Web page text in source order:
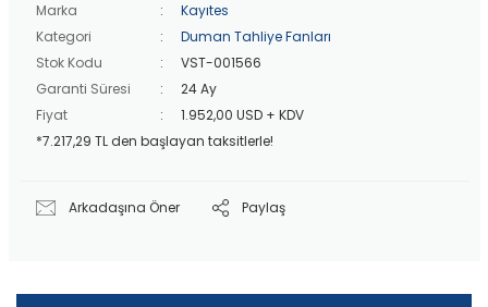
Marka
Kayıtes
Kategori
Duman Tahliye Fanları
Stok Kodu
VST-001566
Garanti Süresi
24 Ay
Fiyat
1.952,00 USD + KDV
*7.217,29 TL den başlayan taksitlerle!
Arkadaşına Öner Paylaş